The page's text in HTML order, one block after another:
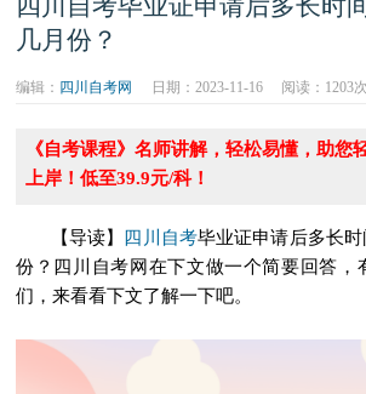
四川自考毕业证申请后多长时
几月份？
编辑： 四川自考网 日期：2023-11-16 阅读： 1203次
《自考课程》名师讲解，轻松易懂，助您
上岸！低至39.9元/科！
【导读】 四川自考毕业证申请后多长
份？四川自考网在下文做一个简要回答，
们，来看看下文了解一下吧。